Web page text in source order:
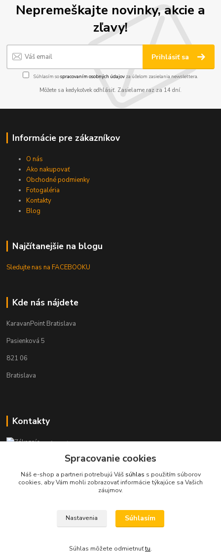
Nepremeškajte novinky, akcie a
zľavy!
Prihlásiť sa
Súhlasím sospracovaním osobných údajov za účelom zasielania newslettera.
Môžete sa kedykoľvek odhlásiť. Zasielame raz za 14 dní.
Informácie pre zákazníkov
O nás
Ako nakupovať
Obchodné podmienky
Fotogaléria
Kontakty
Blog
Najčítanejšie na blogu
Sledujte nas na FACEBOOKU
Kde nás nájdete
KaravanPoint Bratislava
Pasienková 5
821 06
Bratislava
Kontakty
Zákaznícka podpora KaravanPoint
+421902309993
(Po-Pia, 9-18 hod.)
info@karavanpoint.sk
Spracovanie cookies
Náš e-shop a partneri potrebujú Váš súhlas s použitím súborov
cookies, aby Vám mohli zobrazovať informácie týkajúce sa Vašich
záujmov.
Nastavenia Súhlasím
Súhlas môžete odmietnuťtu.